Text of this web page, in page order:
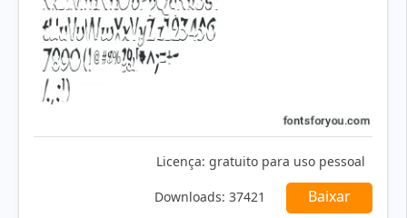
Licença: gratuito para uso pessoal
Downloads: 37421 Baixar